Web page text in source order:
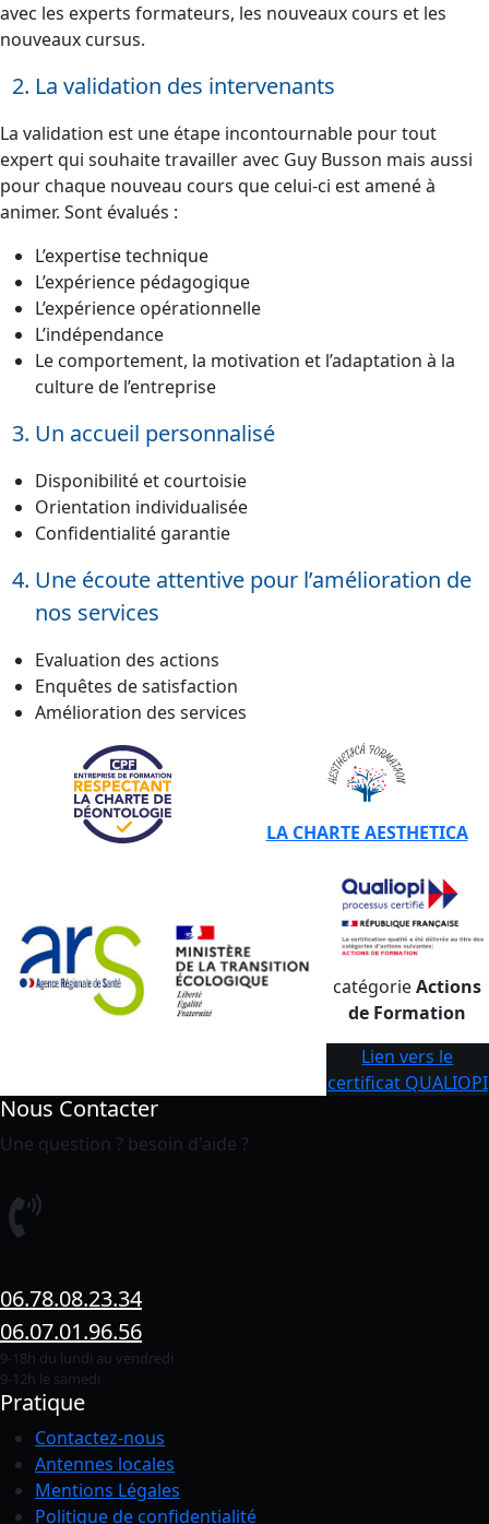
avec les experts formateurs, les nouveaux cours et les
nouveaux cursus.
La validation des intervenants
La validation est une étape incontournable pour tout
expert qui souhaite travailler avec Guy Busson mais aussi
pour chaque nouveau cours que celui-ci est amené à
animer. Sont évalués :
L’expertise technique
L’expérience pédagogique
L’expérience opérationnelle
L’indépendance
Le comportement, la motivation et l’adaptation à la
culture de l’entreprise
Un accueil personnalisé
Disponibilité et courtoisie
Orientation individualisée
Confidentialité garantie
Une écoute attentive pour l’amélioration de
nos services
Evaluation des actions
Enquêtes de satisfaction
Amélioration des services
LA CHARTE AESTHETICA
catégorieActions
de Formation
Lien vers le
certificat QUALIOPI
Nous Contacter
Une question ? besoin d'aide ?
06.78.08.23.34
06.07.01.96.56
9-18h du lundi au vendredi
9-12h le samedi
Pratique
Contactez-nous
Antennes locales
Mentions Légales
Politique de confidentialité